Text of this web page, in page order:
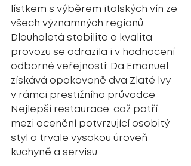
lístkem s výběrem italských vín ze
všech významných regionů.
Dlouholetá stabilita a kvalita
provozu se odrazila i v hodnocení
odborné veřejnosti: Da Emanuel
získává opakovaně dva Zlaté lvy
v rámci prestižního průvodce
Nejlepší restaurace, což patří
mezi ocenění potvrzující osobitý
styl a trvale vysokou úroveň
kuchyně a servisu.